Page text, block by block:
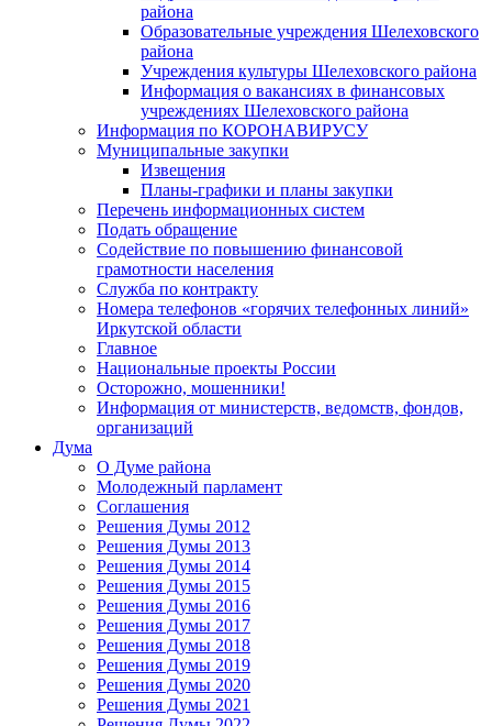
района
Образовательные учреждения Шелеховского
района
Учреждения культуры Шелеховского района
Информация о вакансиях в финансовых
учреждениях Шелеховского района
Информация по КОРОНАВИРУСУ
Муниципальные закупки
Извещения
Планы-графики и планы закупки
Перечень информационных систем
Подать обращение
Содействие по повышению финансовой
грамотности населения
Служба по контракту
Номера телефонов «горячих телефонных линий»
Иркутской области
Главное
Национальные проекты России
Осторожно, мошенники!
Информация от министерств, ведомств, фондов,
организаций
Дума
О Думе района
Молодежный парламент
Соглашения
Решения Думы 2012
Решения Думы 2013
Решения Думы 2014
Решения Думы 2015
Решения Думы 2016
Решения Думы 2017
Решения Думы 2018
Решения Думы 2019
Решения Думы 2020
Решения Думы 2021